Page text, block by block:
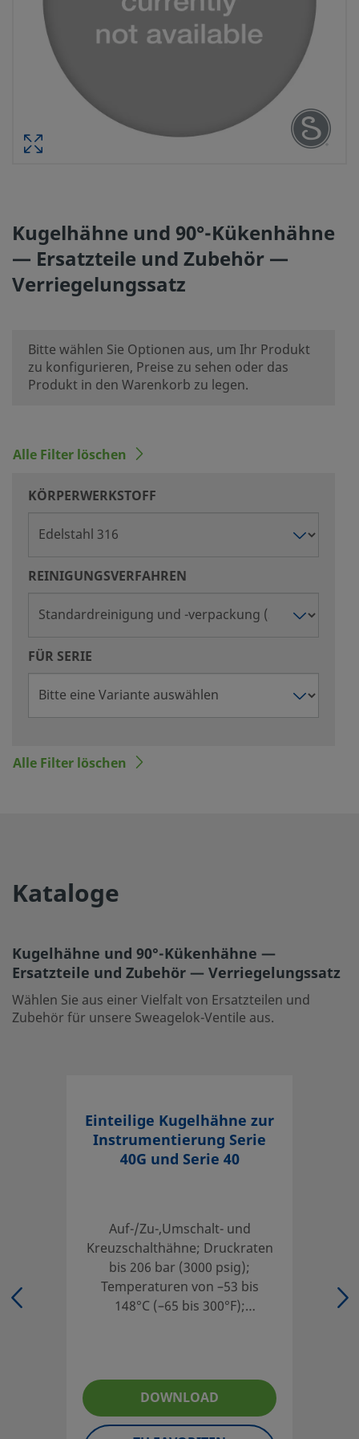
Kugelhähne und 90°-Kükenhähne
— Ersatzteile und Zubehör —
Verriegelungssatz
Bitte wählen Sie Optionen aus, um Ihr Produkt
zu konfigurieren, Preise zu sehen oder das
Produkt in den Warenkorb zu legen.
Alle Filter löschen
KÖRPERWERKSTOFF
REINIGUNGSVERFAHREN
FÜR SERIE
Alle Filter löschen
Kataloge
Kugelhähne und 90°-Kükenhähne —
Ersatzteile und Zubehör — Verriegelungssatz
Wählen Sie aus einer Vielfalt von Ersatzteilen und
Zubehör für unsere Sweagelok-Ventile aus.
Einteilige Kugelhähne zur
Instrumentierung Serie
40G und Serie 40
Auf-/Zu-,Umschalt- und
Kreuzschalthähne; Druckraten
bis 206 bar (3000 psig);
Temperaturen von –53 bis
148°C (–65 bis 300°F);
und 1/16 bis 3/4 Zoll
DOWNLOAD